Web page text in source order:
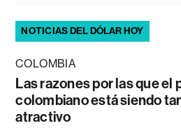
NOTICIAS DEL DÓLAR HOY
COLOMBIA
Las razones por las que el
colombiano está siendo
atractivo